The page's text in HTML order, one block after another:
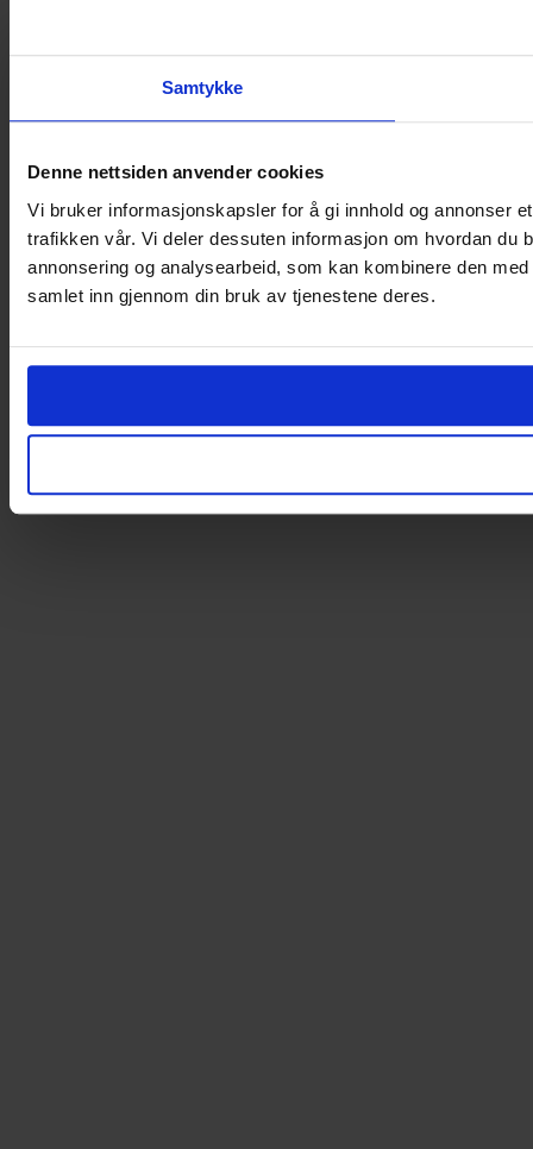
Samtykke
Denne nettsiden anvender cookies
Vi bruker informasjonskapsler for å gi innhold og annonser
trafikken vår. Vi deler dessuten informasjon om hvordan du
annonsering og analysearbeid, som kan kombinere den
samlet inn gjennom din bruk av tjenestene deres.